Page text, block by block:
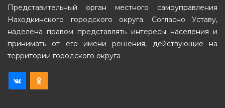
Представительный орган местного самоуправления
Находкинского городского округа. Согласно Уставу,
наделена правом представлять интересы населения и
принимать от его имени решения, действующие на
территории городского округа